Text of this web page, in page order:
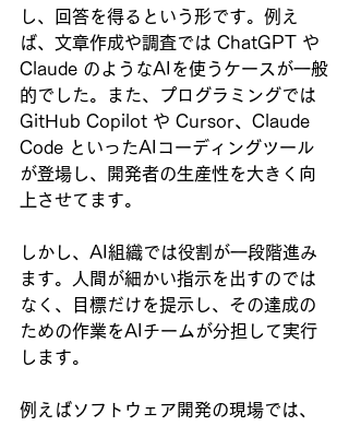
し、回答を得るという形です。例え
ば、文章作成や調査では ChatGPT や
Claude のようなAIを使うケースが一般
的でした。また、プログラミングでは
GitHub Copilot や Cursor、Claude
Code といったAIコーディングツール
が登場し、開発者の生産性を大きく向
上させてます。
しかし、AI組織では役割が一段階進み
ます。人間が細かい指示を出すのでは
なく、目標だけを提示し、その達成の
ための作業をAIチームが分担して実行
します。
例えばソフトウェア開発の現場では、